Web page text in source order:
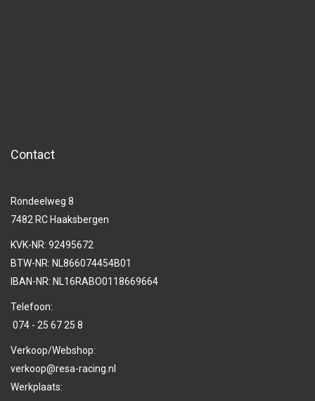
Contact
Rondeelweg 8
7482 RC Haaksbergen
KVK-NR: 92495672
BTW-NR: NL866074454B01
IBAN-NR: NL16RABO0118669664
Telefoon:
074 - 25 67 25 8
Verkoop/Webshop:
verkoop@resa-racing.nl
Werkplaats: